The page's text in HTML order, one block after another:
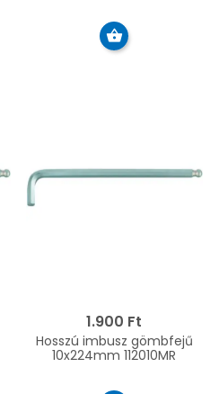
1.900 Ft
Hosszú imbusz gömbfejű
10x224mm 112010MR